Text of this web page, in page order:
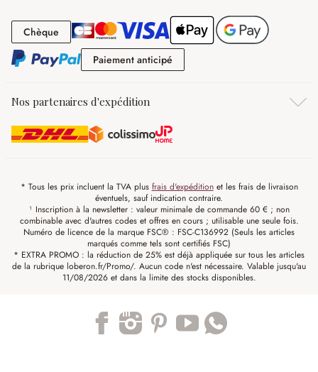
Chèque Chèque
Paiement anticipé
Nos partenaires d'expédition
* Tous les prix incluent la TVA plus frais d'expéditionet les frais de livraison
éventuels, sauf indication contraire.
¹ Inscription à la newsletter : valeur minimale de commande 60 € ; non
combinable avec d'autres codes et offres en cours ; utilisable une seule fois.
Numéro de licence de la marque FSC® : FSC-C136992 (Seuls les articles
marqués comme tels sont certifiés FSC)
* EXTRA PROMO : la réduction de 25% est déjà appliquée sur tous les articles
de la rubrique loberon.fr/Promo/. Aucun code n'est nécessaire. Valable jusqu'au
11/08/2026 et dans la limite des stocks disponibles.